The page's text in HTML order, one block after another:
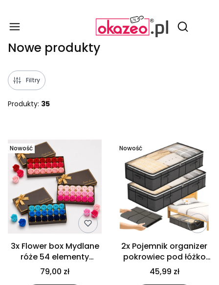
Otwórz
Nowe produkty
Filtry
Produkty: 35
Nowość
3x Flower box Mydlane
róże 54 elementy
prezent dla niej na
urodziny
79,00 zł
Nowość
2x Pojemnik organizer
pokrowiec pod łóżko
na ubrania pościel 125L
80x40
45,99 zł